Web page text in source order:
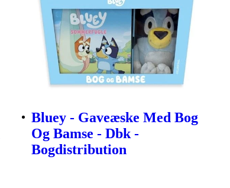
Bluey - Gaveæske Med Bog
Og Bamse - Dbk -
Bogdistribution